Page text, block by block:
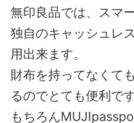
無印良品では、スマ
独自のキャッシュレ
用出来ます。
財布を持ってなくて
るのでとても便利です
もちろん